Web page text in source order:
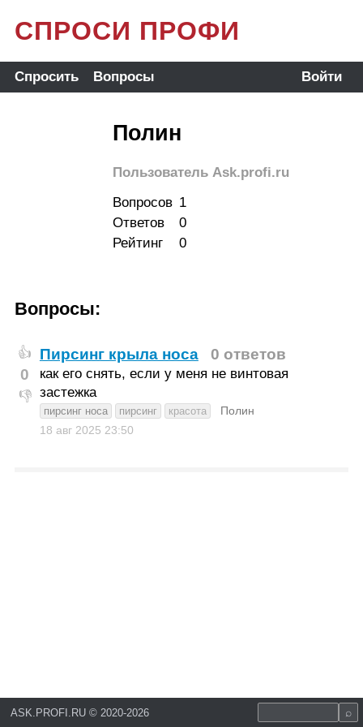
СПРОСИ ПРОФИ
Спросить Вопросы Войти
Полин
Пользователь Ask.profi.ru
Вопросов 1
Ответов
0
Рейтинг
0
Вопросы:
👍
0
👎
Пирсинг крыла носа 0 ответов
как его снять, если у меня не винтовая
застежка
пирсинг носа пирсинг красота
Полин
18 авг 2025 23:50
ASK.PROFI.RU © 2020-2026